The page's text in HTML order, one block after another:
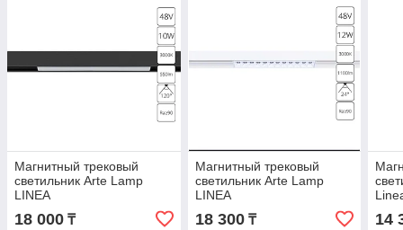
Магнитный трековый
светильник Arte Lamp
LINEA
18 000 ₸
Магнитный трековый
светильник Arte Lamp
LINEA
18 300₸ 14